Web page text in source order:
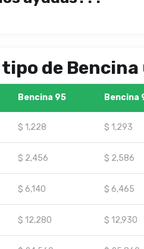
de Bencina
Bencina 95 Bencina
$ 1,228 $ 1,293
$ 2,456 $ 2,586
$ 6,140 $ 6,465
$ 12,280 $ 12,930